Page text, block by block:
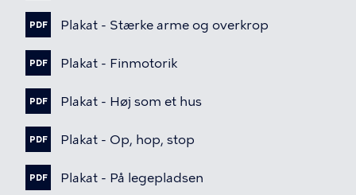
Fil
PDF Plakat - Stærke arme og overkrop
Fil
PDF Plakat - Finmotorik
Fil
PDF Plakat - Høj som et hus
Fil
PDF Plakat - Op, hop, stop
Fil
PDF Plakat - På legepladsen